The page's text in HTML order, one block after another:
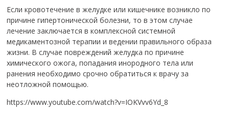
Если кровотечение в желудке или кишечнике возникло по
причине гипертонической болезни, то в этом случае
лечение заключается в комплексной системной
медикаментозной терапии и ведении правильного образа
жизни. В случае повреждений желудка по причине
химического ожога, попадания инородного тела или
ранения необходимо срочно обратиться к врачу за
неотложной помощью.
https://www.youtube.com/watch?v=IOKVvv6Yd_8